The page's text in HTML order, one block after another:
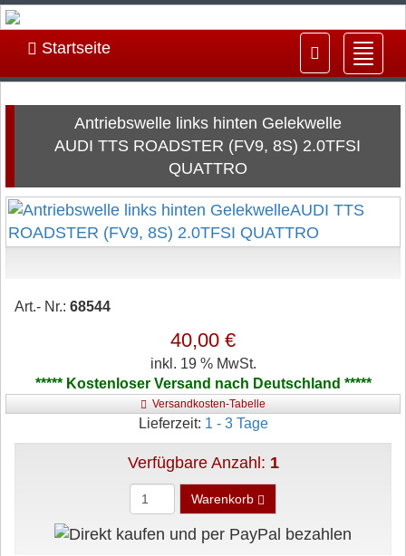
ein-/
Startseite
Antriebswelle links hinten Gelekwelle
AUDI TTS ROADSTER (FV9, 8S) 2.0TFSI
QUATTRO
Art.- Nr.: 68544
40,00 €
inkl. 19 % MwSt.
***** Kostenloser Versand nach Deutschland *****
Versandkosten-Tabelle
Lieferzeit: 1 - 3 Tage
Verfügbare Anzahl: 1
Warenkorb